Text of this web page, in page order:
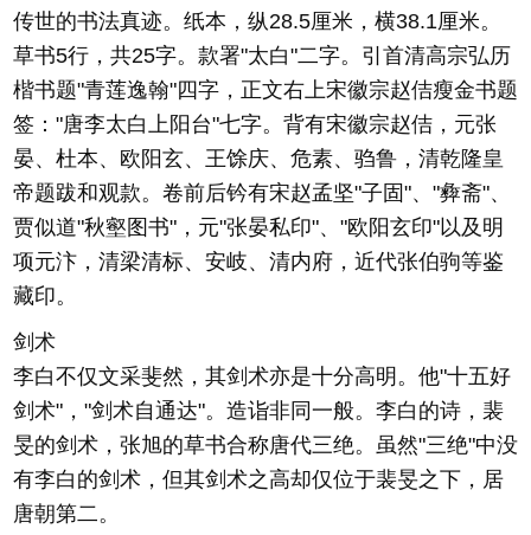
传世的书法真迹。纸本，纵28.5厘米，横38.1厘米。
草书5行，共25字。款署"太白"二字。引首清高宗弘历
楷书题"青莲逸翰"四字，正文右上宋徽宗赵佶瘦金书题
签："唐李太白上阳台"七字。背有宋徽宗赵佶，元张
晏、杜本、欧阳玄、王馀庆、危素、驺鲁，清乾隆皇
帝题跋和观款。卷前后钤有宋赵孟坚"子固"、"彜斋"、
贾似道"秋壑图书"，元"张晏私印"、"欧阳玄印"以及明
项元汴，清梁清标、安岐、清内府，近代张伯驹等鉴
藏印。
剑术
李白不仅文采斐然，其剑术亦是十分高明。他"十五好
剑术"，"剑术自通达"。造诣非同一般。李白的诗，裴
旻的剑术，张旭的草书合称唐代三绝。虽然"三绝"中没
有李白的剑术，但其剑术之高却仅位于裴旻之下，居
唐朝第二。